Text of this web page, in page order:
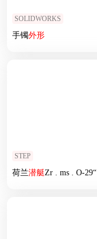
SOLIDWORKS
手镯外形
STEP
荷兰潜艇Zr . ms . O-29“zand hai”的模型